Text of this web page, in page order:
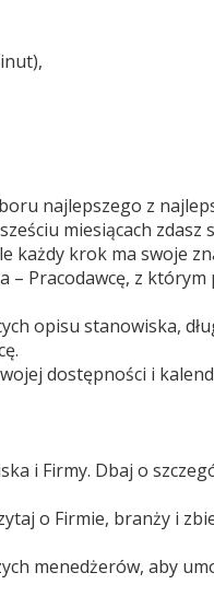
najlepszego z
miesiącach zdasz
każdy krok ma swoje
Pracodawcę, z
opisu stanowiska,
dostępności i
i Firmy. Dbaj o
o Firmie, branży i
menedżerów, aby